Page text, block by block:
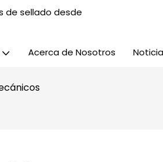
de sellado desde
Acerca de Nosotros